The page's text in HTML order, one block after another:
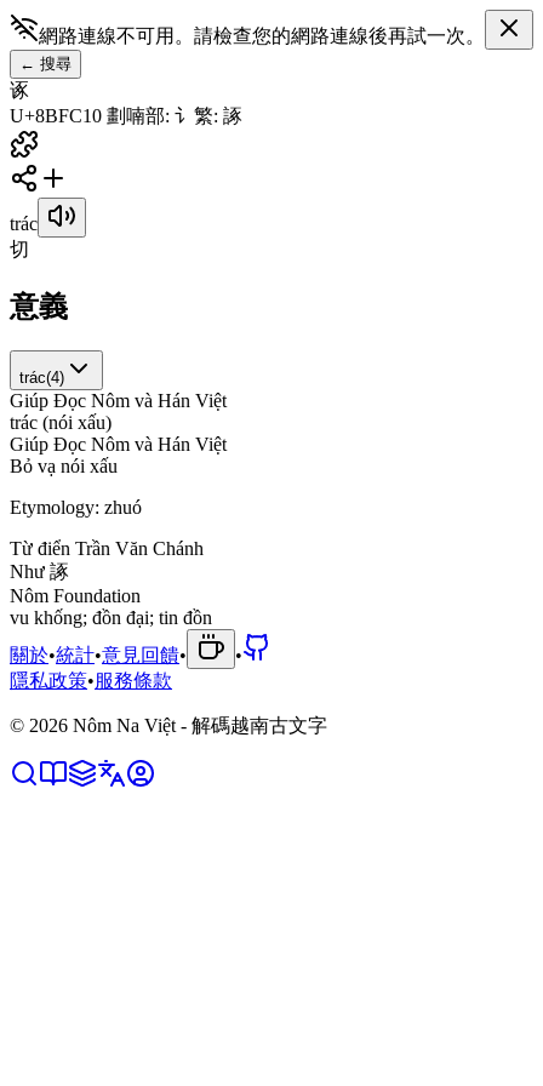
網路連線不可用。請檢查您的網路連線後再試一次。
← 搜尋
诼
U+8BFC10 劃 喃部: 讠 繁: 諑
trác
切
意義
trác(4)
Giúp Đọc Nôm và Hán Việt
trác (nói xấu)
Giúp Đọc Nôm và Hán Việt
Bỏ vạ nói xấu
Etymology: zhuó
Từ điển Trần Văn Chánh
Như 諑
Nôm Foundation
vu khống; đồn đại; tin đồn
關於•統計•意見回饋•
•
隱私政策•服務條款
© 2026 Nôm Na Việt - 解碼越南古文字